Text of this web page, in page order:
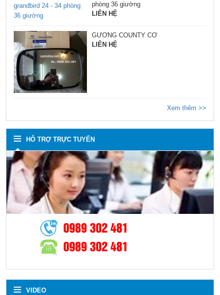
phòng 36 giường
LIÊN HỆ
GƯƠNG COUNTY CƠ
LIÊN HỆ
Xem thêm >>
HỖ TRỢ TRỰC TUYẾN
0989 302 481
0989 302 481
VIDEO